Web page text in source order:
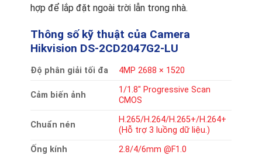
hợp để lắp đặt ngoài trời lẫn trong nhà.
Thông số kỹ thuật của Camera
Hikvision DS-2CD2047G2-LU
Độ phân giải tối đa 4MP 2688 × 1520
Cảm biến ảnh
1/1.8″ Progressive Scan
CMOS
Chuẩn nén
H.265/H.264/H.265+/H.264+
(Hỗ trợ 3 luồng dữ liệu.)
Ống kính
2.8/4/6mm @F1.0